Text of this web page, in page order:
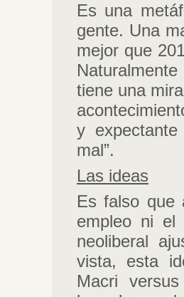
Es una
gente. Una
mejor que
tiene una
y
mal”.
Las ideas
Es falso que
empleo ni el
neoliberal
vista, esta
Macri